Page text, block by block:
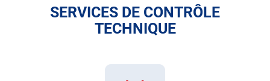
SERVICES DE CONTRÔLE
TECHNIQUE